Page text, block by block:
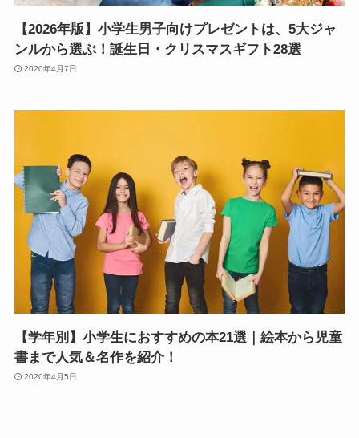
【2026年版】小学生男子向けプレゼントは、5大ジャ
ンルから選ぶ！誕生日・クリスマスギフト28選
2020年4月7日
【学年別】小学生におすすめの本21選｜絵本から児童
書まで人気＆名作を紹介！
2020年4月5日